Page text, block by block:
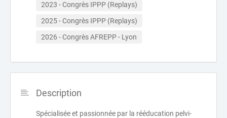
2023 - Congrès IPPP (Replays)
2025 - Congrès IPPP (Replays)
2026 - Congrès AFREPP - Lyon
Description
Spécialisée et passionnée par la rééducation pelvi-